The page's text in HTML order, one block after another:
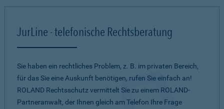
JurLine - telefonische Rechtsberatung
Sie haben ein rechtliches Problem, z. B. im privaten Bereich,
für das Sie eine Auskunft benötigen, rufen Sie einfach an!
ROLAND Rechtsschutz vermittelt Sie zu einem ROLAND-
Partneranwalt, der Ihnen gleich am Telefon Ihre Frage